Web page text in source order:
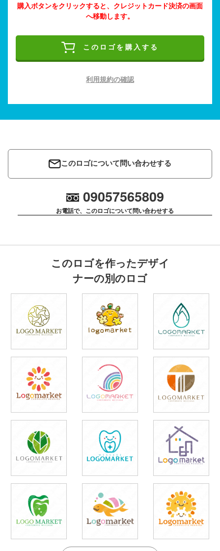
購入ボタンをクリックすると、クレジットカード決済の画面
へ移動します。
このロゴを購入する
利用規約の確認
このロゴについて問い合わせする
09057565809
お電話で、このロゴについて問い合わせする
このロゴを作ったデザイ
ナーの別のロゴ